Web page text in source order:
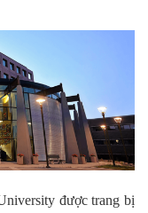
được trang bị